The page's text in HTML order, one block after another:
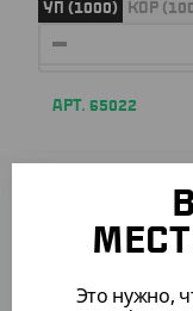
УП (1000) КОР
АРТ. 65022
12 400₸
Это нужно,